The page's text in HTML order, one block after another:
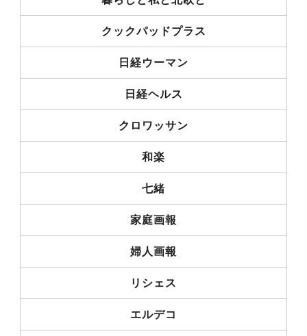
クックパッドプラス
日経ウーマン
日経ヘルス
クロワッサン
和楽
七緒
家庭画報
婦人画報
リシェス
エルデコ